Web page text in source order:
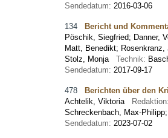
Sendedatum: 2016-03-06
134 Bericht und
Pöschik, Siegfried; Danner,
Matt, Benedikt; Rosenkranz,
Stolz, Monja Technik:
Sendedatum: 2017-09-17
478 Berichten über den
Achtelik, Viktoria
Schreckenbach, Max-
Sendedatum: 2023-07-02